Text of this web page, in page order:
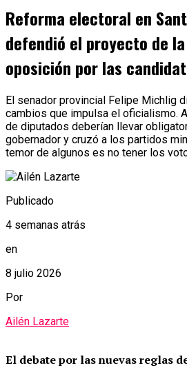
Reforma electoral en
defendió el proyecto de
oposición por las
El senador provincial Felipe Michlig
cambios que impulsa el oficialismo.
de diputados deberían llevar
gobernador y cruzó a los partidos
temor de algunos es no tener los
Publicado
4 semanas atrás
en
8 julio 2026
Por
Ailén Lazarte
El debate por las nuevas reglas